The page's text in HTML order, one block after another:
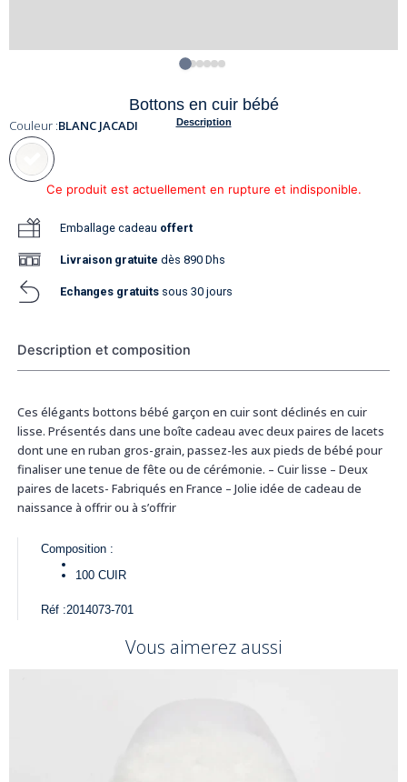
Bottons en cuir bébé
Description
Couleur :BLANC JACADI
Ce produit est actuellement en rupture et indisponible.
Emballage cadeau offert
Livraison gratuite dès 890 Dhs
Echanges gratuits sous 30 jours
Description et composition
Ces élégants bottons bébé garçon en cuir sont déclinés en cuir
lisse. Présentés dans une boîte cadeau avec deux paires de lacets
dont une en ruban gros-grain, passez-les aux pieds de bébé pour
finaliser une tenue de fête ou de cérémonie. – Cuir lisse – Deux
paires de lacets- Fabriqués en France – Jolie idée de cadeau de
naissance à offrir ou à s’offrir
Composition :
100 CUIR
Réf :2014073-701
Vous aimerez aussi